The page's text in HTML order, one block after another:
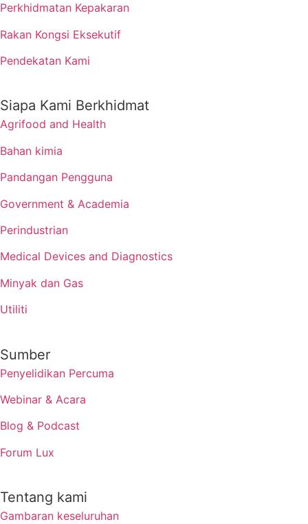
Perkhidmatan Kepakaran
Rakan Kongsi Eksekutif
Pendekatan Kami
Siapa Kami Berkhidmat
Agrifood and Health
Bahan kimia
Pandangan Pengguna
Government & Academia
Perindustrian
Medical Devices and Diagnostics
Minyak dan Gas
Utiliti
Sumber
Penyelidikan Percuma
Webinar & Acara
Blog & Podcast
Forum Lux
Tentang kami
Gambaran keseluruhan